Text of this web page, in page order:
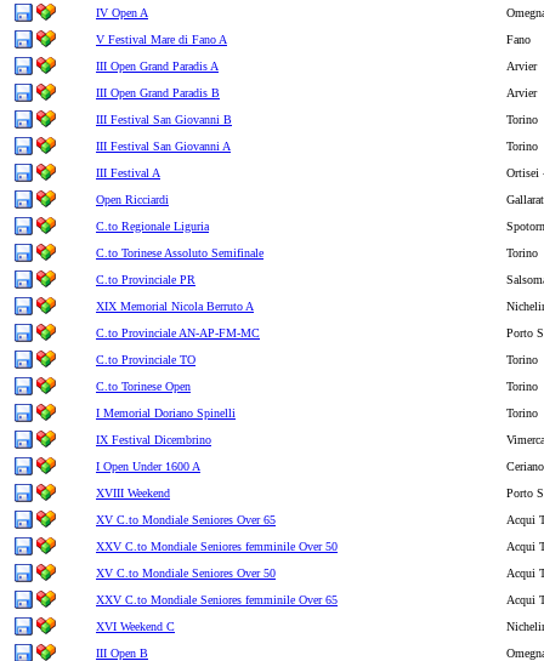
IV Open A
V Festival Mare di Fano A
Fano
III Open Grand Paradis A
Arvier
III Open Grand Paradis B
Arvier
III Festival San Giovanni B
Torino
III Festival San Giovanni A
Torino
III Festival A
Ortisei
Open Ricciardi
C.to Regionale Liguria
C.to Torinese Assoluto Semifinale
Torino
C.to Provinciale PR
XIX Memorial Nicola Berruto A
C.to Provinciale AN-AP-FM-MC
Porto
C.to Provinciale TO
Torino
C.to Torinese Open
Torino
I Memorial Doriano Spinelli
Torino
IX Festival Dicembrino
I Open Under 1600 A
XVIII Weekend
Porto
XV C.to Mondiale Seniores Over 65
Acqui
XXV C.to Mondiale Seniores femminile Over 50
Acqui
XV C.to Mondiale Seniores Over 50
Acqui
XXV C.to Mondiale Seniores femminile Over 65
Acqui
XVI Weekend C
III Open B